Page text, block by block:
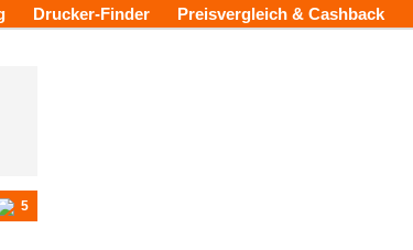
Drucker-Finder Preisvergleich & Cashback
5